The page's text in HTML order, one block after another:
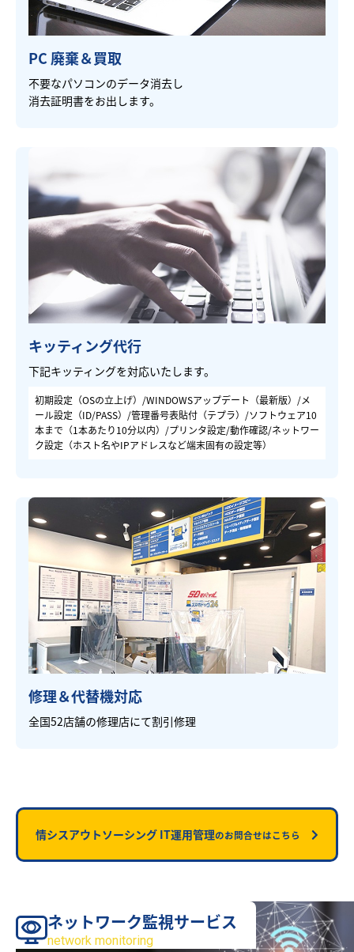
サービス
PC 廃棄＆買取
不要なパソコンのデータ消去し
消去証明書をお出します。
キッティング代行
下記キッティングを対応いたします。
初期設定（OSの立上げ）/WINDOWSアップデート（最新版）/メ
ール設定（ID/PASS）/管理番号表貼付（テプラ）/ソフトウェア10
本まで（1本あたり10分以内）/プリンタ設定/動作確認/ネットワー
ク設定（ホスト名やIPアドレスなど端末固有の設定等）
修理＆代替機対応
全国52店舗の修理店にて割引修理
情シスアウトソーシング IT運用管理のお問合せはこちら
ネットワーク監視サービス
network monitoring